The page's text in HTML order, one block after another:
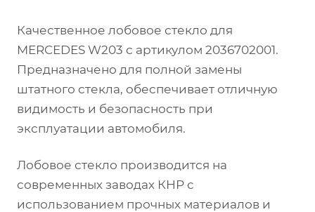
Качественное лобовое стекло для
MERCEDES W203 с артикулом 2036702001.
Предназначено для полной замены
штатного стекла, обеспечивает отличную
видимость и безопасность при
эксплуатации автомобиля.
Лобовое стекло производится на
современных заводах КНР с
использованием прочных материалов и